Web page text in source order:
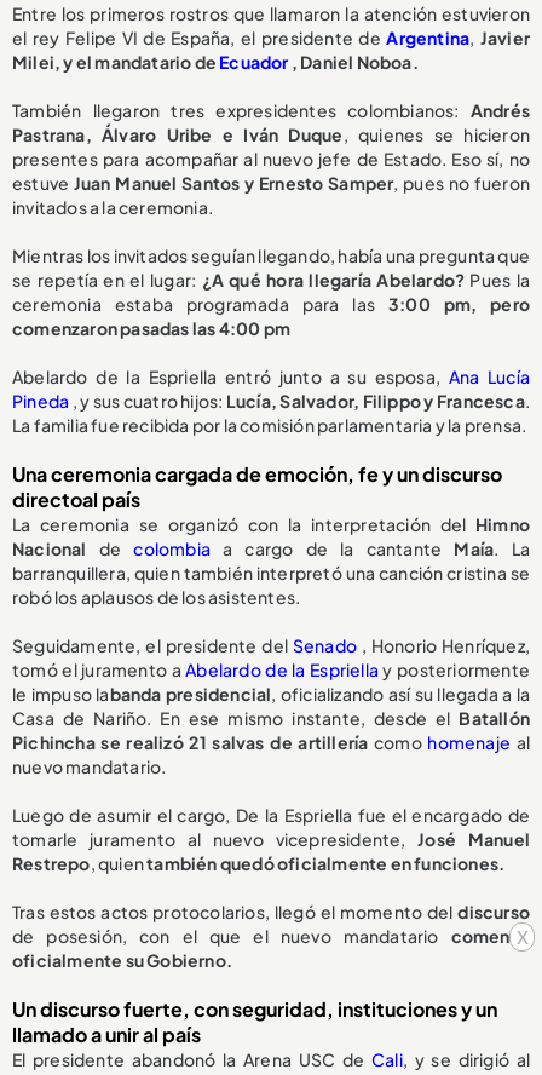
x
Entre los primeros rostros que llamaron la atención estuvieron
el rey Felipe VI de España, el presidente de Argentina
Javier
Milei, y el mandatario de Ecuador , Daniel Noboa.
También llegaron tres expresidentes colombianos: Andrés
Pastrana, Álvaro Uribe e Iván Duque , quienes se hicieron
presentes para acompañar al nuevo jefe de Estado. Eso sí, no
estuve Juan Manuel Santos y Ernesto Samper , pues no fueron
invitados a la ceremonia.
Mientras los invitados seguían llegando, había una pregunta que
se repetía en el lugar: ¿A qué hora llegaría Abelardo? Pues la
ceremonia estaba programada para las 3:00 pm, pero
comenzaron pasadas las 4:00 pm
Abelardo de la Espriella entró junto a su esposa, Ana Lucía
Pineda , y sus cuatro hijos: Lucía, Salvador, Filippo y Francesca.
La familia fue recibida por la comisión parlamentaria y la prensa.
Una ceremonia cargada de emoción, fe y un discurso
directoal país
La ceremonia se organizó con la interpretación del Himno
Nacional decolombia a cargo de la cantante Maía . La
barranquillera, quien también interpretó una canción cristina se
robó los aplausos de los asistentes.
Seguidamente, el presidente del Senado , Honorio Henríquez,
tomó el juramento a Abelardo de la Espriella y posteriormente
le impuso labanda presidencial , oficializando así su llegada a la
Casa de Nariño. En ese mismo instante, desde el Batallón
Pichincha se realizó 21 salvas de artillería como homenaje al
nuevo mandatario.
Luego de asumir el cargo, De la Espriella fue el encargado de
tomarle juramento al nuevo vicepresidente, José Manuel
Restrepo , quientambién quedó oficialmente en funciones.
Tras estos actos protocolarios, llegó el momento deldiscurso
de posesión, con el que el nuevo mandatario comenzó
oficialmente su Gobierno.
Un discurso fuerte, con seguridad, instituciones y un
llamado a unir al país
El presidente abandonó la Arena USC de Cali, y se dirigió al